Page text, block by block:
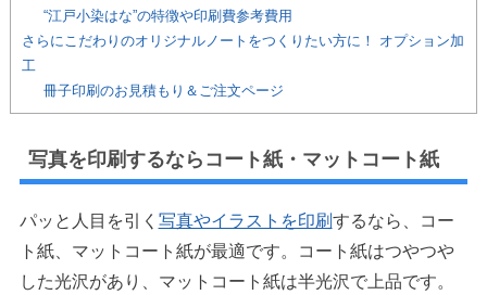
“江戸小染はな”の特徴や印刷費参考費用
さらにこだわりのオリジナルノートをつくりたい方に！ オプション加
工
冊子印刷のお見積もり＆ご注文ページ
写真を印刷するならコート紙・マットコート紙
パッと人目を引く 写真やイラストを印刷するなら、コー
ト紙、マットコート紙が最適です。コート紙はつやつや
した光沢があり、マットコート紙は半光沢で上品です。